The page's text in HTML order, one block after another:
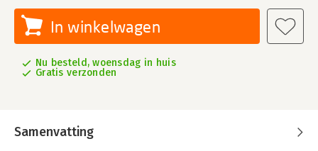
In winkelwagen
Nu besteld, woensdag in huis
Gratis verzonden
Samenvatting